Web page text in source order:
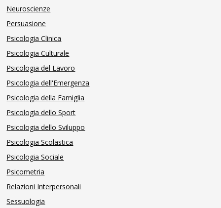
Neuroscienze
Persuasione
Psicologia Clinica
Psicologia Culturale
Psicologia del Lavoro
Psicologia dell'Emergenza
Psicologia della Famiglia
Psicologia dello Sport
Psicologia dello Sviluppo
Psicologia Scolastica
Psicologia Sociale
Psicometria
Relazioni Interpersonali
Sessuologia